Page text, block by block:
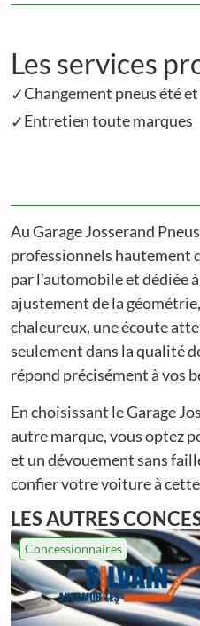
Les services
✓Changement pneus été
✓Entretien toute marques
Au Garage Josserand
professionnels hautement
par l’automobile et dédiée
ajustement de la
chaleureux, une écoute
seulement dans la qualité
répond précisément à vos
En choisissant le Garage
autre marque, vous optez
et un dévouement sans
confier votre voiture à cette
LES AUTRES
Concessionnaires